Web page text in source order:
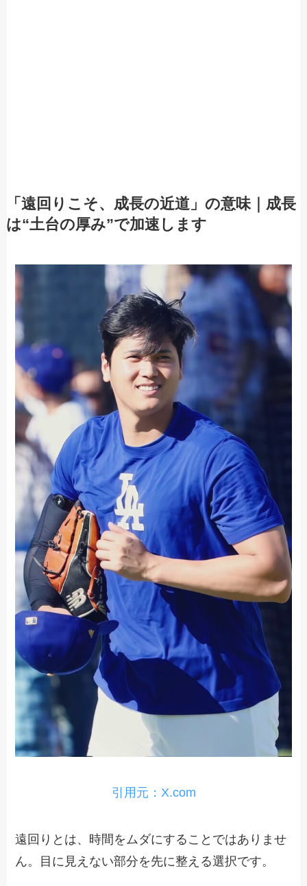
「遠回りこそ、成長の近道」の意味｜成長
は“土台の厚み”で加速します
引用元：X.com
遠回りとは、時間をムダにすることではありませ
ん。目に見えない部分を先に整える選択です。